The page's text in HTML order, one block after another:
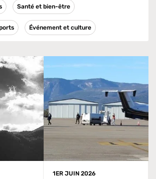
Santé et bien-être
Événement et culture
1ER JUIN 2026